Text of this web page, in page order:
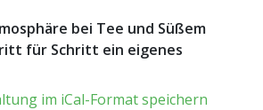
bei Tee und Süßem
für Schritt ein eigenes
im iCal-Format speichern